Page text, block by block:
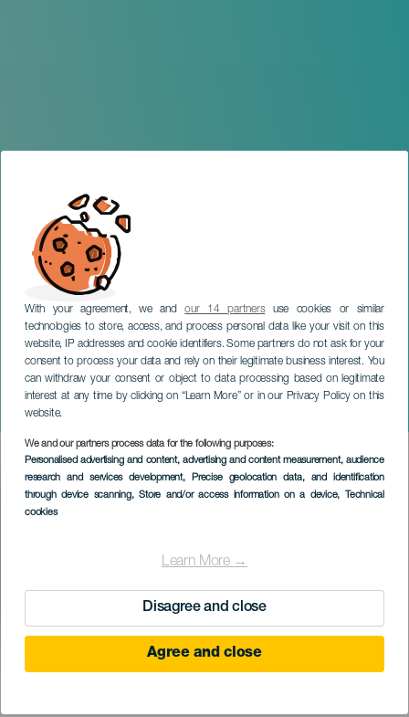
With your agreement, we andour 14 partnersuse cookies or similar
technologies to store, access, and process personal data like your visit on this
website, IP addresses and cookie identifiers. Some partners do not ask for your
consent to process your data and rely on their legitimate business interest. You
can withdraw your consent or object to data processing based on legitimate
interest at any time by clicking on “Learn More” or in our Privacy Policy on this
website.
We and our partners process data for the following purposes:
Personalised advertising and content, advertising and content measurement, audience
research and services development, Precise geolocation data, and identification
through device scanning, Store and/or access information on a device, Technical
cookies
Learn More →
Disagree and close
Agree and close
Koncert Capitals
TENERIFE
Imagen
Listado